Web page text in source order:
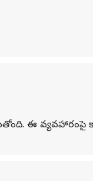
ఈ వ్యవహారంపై